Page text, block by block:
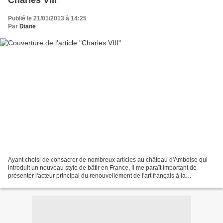
Publié le 21/01/2013 à 14:25
Par Diane
Ayant choisi de consacrer de nombreux articles au château d'Amboise qui
introduit un nouveau style de bâtir en France, il me paraît important de
présenter l'acteur principal du renouvellement de l'art français à la